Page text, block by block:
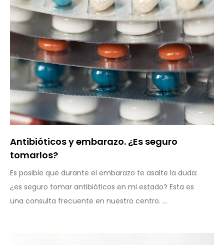
Antibióticos y embarazo. ¿Es seguro
tomarlos?
Es posible que durante el embarazo te asalte la duda:
¿es seguro tomar antibióticos en mi estado? Esta es
una consulta frecuente en nuestro centro. ...